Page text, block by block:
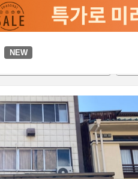
NEW
편의 시설/서비스